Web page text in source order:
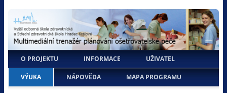
O PROJEKTU INFORMACE UŽIVATEL
VÝUKA NÁPOVĚDA MAPA PROGRAMU